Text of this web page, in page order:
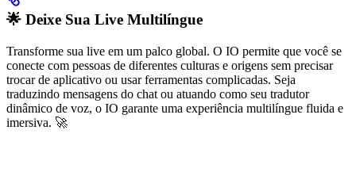
🌟 Deixe Sua Live Multilíngue
Transforme sua live em um palco global. O IO permite que você se
conecte com pessoas de diferentes culturas e origens sem precisar
trocar de aplicativo ou usar ferramentas complicadas. Seja
traduzindo mensagens do chat ou atuando como seu tradutor
dinâmico de voz, o IO garante uma experiência multilíngue fluida e
imersiva. 🚀